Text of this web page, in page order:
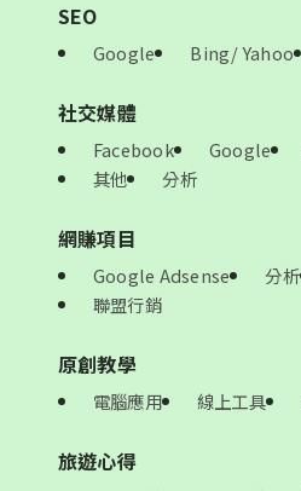
SEO
Google Bing/ Yahoo
社交媒體
Facebook Google
其他
分析
網賺項目
Google Adsense 分析
聯盟行銷
原創教學
電腦應用 線上工具
旅遊心得